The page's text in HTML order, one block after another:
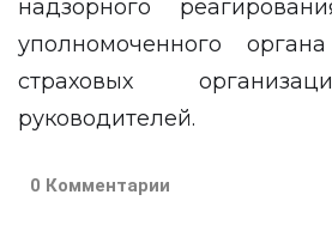
надзорного
уполномоченного
страховых
руководителей.
0 Комментарии